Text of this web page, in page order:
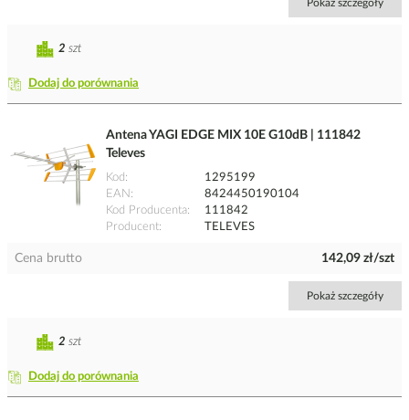
Pokaż szczegóły
Dodaj do porównania
2 szt
Antena YAGI EDGE MIX 10E G10dB | 111842
Televes
Kod
1295199
EAN
8424450190104
Kod Producenta
111842
Producent
TELEVES
Cena brutto 142,09 zł/szt
Pokaż szczegóły
Dodaj do porównania
2 szt